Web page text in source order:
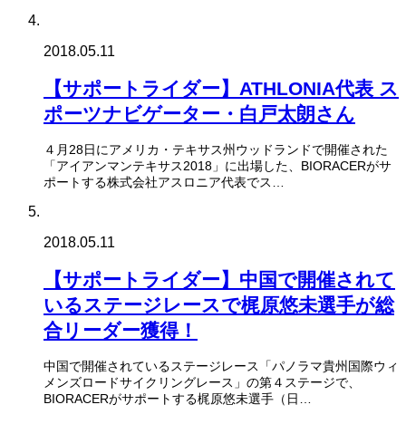
2018.05.11
【サポートライダー】ATHLONIA代表 ス
ポーツナビゲーター・白戸太朗さん
４月28日にアメリカ・テキサス州ウッドランドで開催された
「アイアンマンテキサス2018」に出場した、BIORACERがサ
ポートする株式会社アスロニア代表でス…
2018.05.11
【サポートライダー】中国で開催されて
いるステージレースで梶原悠未選手が総
合リーダー獲得！
中国で開催されているステージレース「パノラマ貴州国際ウィ
メンズロードサイクリングレース」の第４ステージで、
BIORACERがサポートする梶原悠未選手（日…